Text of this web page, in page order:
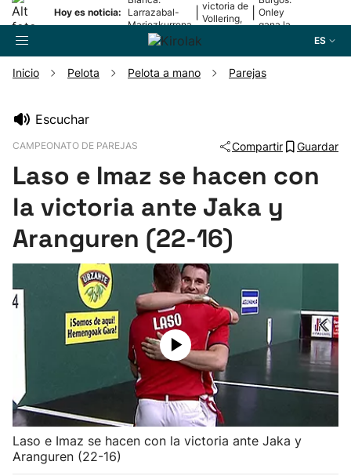
Hoy es noticia:
Larrazabal-
Mariezkurrena
II, a la final
victoria de
Vollering,
Onley
gana la
ES
Pelota
Remo
Baloncesto
Herri-kirolak
Balonmano
Kirolak 360
Inicio Pelota Pelota a mano Parejas
Escuchar
CAMPEONATO DE PAREJAS Compartir Guardar
Laso e Imaz se hacen con
la victoria ante Jaka y
Aranguren (22-16)
Laso e Imaz se hacen con la victoria ante Jaka y
Aranguren (22-16)